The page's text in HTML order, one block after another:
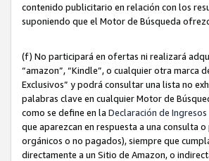
contenido publicitario en relación con los
suponiendo que el Motor de Búsqueda
(f) No participará en ofertas ni realizará
“amazon”, “Kindle”, o cualquier otra marca
Exclusivos” y podrá consultar una lista no
palabras clave en cualquier Motor de
como se define en la Declaración de
que aparezcan en respuesta a una consulta
orgánicos o no pagados), siempre que
directamente a un Sitio de Amazon, o